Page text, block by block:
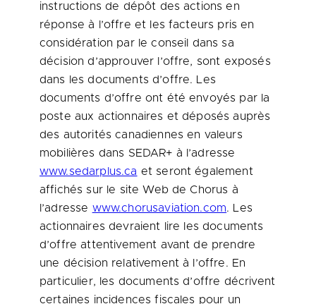
instructions de dépôt des actions en
réponse à l’offre et les facteurs pris en
considération par le conseil dans sa
décision d’approuver l’offre, sont exposés
dans les documents d’offre. Les
documents d’offre ont été envoyés par la
poste aux actionnaires et déposés auprès
des autorités canadiennes en valeurs
mobilières dans SEDAR+ à l’adresse
www.sedarplus.ca et seront également
affichés sur le site Web de Chorus à
l’adresse www.chorusaviation.com. Les
actionnaires devraient lire les documents
d’offre attentivement avant de prendre
une décision relativement à l’offre. En
particulier, les documents d’offre décrivent
certaines incidences fiscales pour un